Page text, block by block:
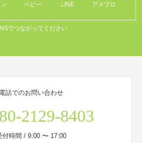
ベビー LINE アメブロ
でつながってください
電話でのお問い合わせ
2129-8403
付時間 / 9:00 〜 17:00